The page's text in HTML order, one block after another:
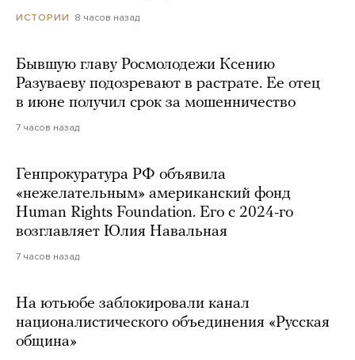
ИСТОРИИ 8 часов назад
Бывшую главу Росмолодежи Ксению
Разуваеву подозревают в растрате. Ее отец
в июне получил срок за мошенничество
7 часов назад
Генпрокуратура РФ объявила
«нежелательным» американский фонд
Human Rights Foundation. Его с 2024-го
возглавляет Юлия Навальная
7 часов назад
На ютьюбе заблокировали канал
националистического объединения «Русская
община»